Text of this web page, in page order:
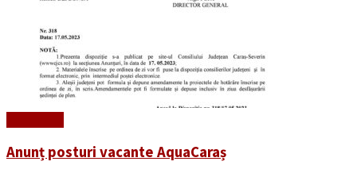
Anunț posturi vacante AquaCaraș